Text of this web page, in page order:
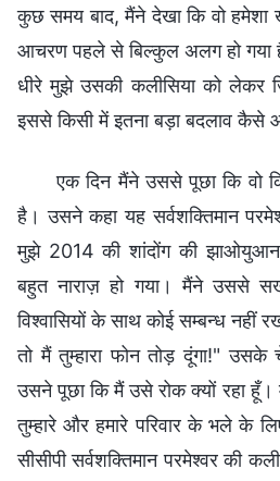
कुछ समय बाद, मैंने देखा कि वो हमेशा
आचरण पहले से बिल्कुल अलग हो
धीरे मुझे उसकी कलीसिया को लेकर
इससे किसी में इतना बड़ा बदलाव कैसे
एक दिन मैंने उससे पूछा कि वो
है। उसने कहा यह सर्वशक्तिमान
मुझे 2014 की शांदोंग की
बहुत नाराज़ हो गया। मैंने उससे
विश्वासियों के साथ कोई सम्बन्ध नहीं
तो मैं तुम्हारा फोन तोड़ दूंगा!" उसके
उसने पूछा कि मैं उसे रोक क्यों रहा
तुम्हारे और हमारे परिवार के भले के
सीसीपी सर्वशक्तिमान परमेश्वर की